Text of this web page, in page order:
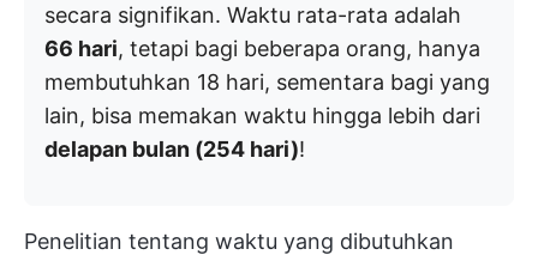
secara signifikan. Waktu rata-rata adalah
66 hari, tetapi bagi beberapa orang, hanya
membutuhkan 18 hari, sementara bagi yang
lain, bisa memakan waktu hingga lebih dari
delapan bulan (254 hari)!
Penelitian tentang waktu yang dibutuhkan